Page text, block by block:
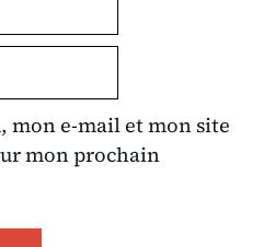
mon e-mail et mon site
mon prochain